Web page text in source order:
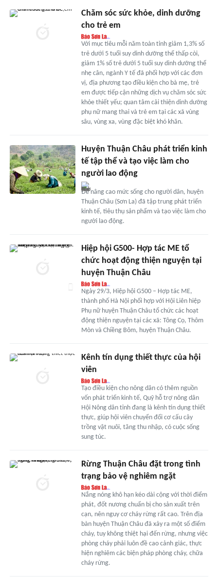
Chăm sóc sức khỏe, dinh dưỡng
cho trẻ em
Với mục tiêu mỗi năm toàn tỉnh giảm 1,3% số
trẻ dưới 5 tuổi suy dinh dưỡng thể thấp còi,
giảm 1% số trẻ dưới 5 tuổi suy dinh dưỡng thể
nhẹ cân, ngành Y tế đã phối hợp với các đơn
vị, địa phương tạo điều kiện cho bà mẹ, trẻ
em được tiếp cận những dịch vụ chăm sóc sức
khỏe thiết yếu; quan tâm cải thiện dinh dưỡng
phụ nữ mang thai và trẻ em tại các xã vùng
sâu, vùng xa, vùng đặc biệt khó khăn.
Huyện Thuận Châu phát triển kinh
tế tập thể và tạo việc làm cho
người lao động
Để nâng cao mức sống cho người dân, huyện
Thuận Châu (Sơn La) đã tập trung phát triển
kinh tế, tiêu thụ sản phẩm và tạo việc làm cho
người lao động.
Hiệp hội G500- Hợp tác ME tổ
chức hoạt động thiện nguyện tại
huyện Thuận Châu
Ngày 29/3, Hiệp hội G500 – Hợp tác ME,
thành phố Hà Nội phối hợp với Hội Liên hiệp
Phụ nữ huyện Thuận Châu tổ chức các hoạt
động thiện nguyện tại các xã: Tông Cọ, Thôm
Mòn và Chiềng Bôm, huyện Thuận Châu.
Kênh tín dụng thiết thực của hội
viên
Tạo điều kiện cho nông dân có thêm nguồn
vốn phát triển kinh tế, Quỹ hỗ trợ nông dân
Hội Nông dân tỉnh đang là kênh tín dụng thiết
thực, giúp hội viên chuyển đổi cơ cấu cây
trồng vật nuôi, tăng thu nhập, có cuộc sống
sung túc.
Rừng Thuận Châu đặt trong tình
trạng bảo vệ nghiêm ngặt
Nắng nóng khô hạn kéo dài cộng với thời điểm
phát, đốt nương chuẩn bị cho sản xuất trên
cạn, nên nguy cơ cháy rừng rất cao. Trên địa
bàn huyện Thuận Châu đã xảy ra một số điểm
cháy, tuy không thiệt hại đến rừng, nhưng việc
phòng cháy phải luôn đề cao cảnh giác, thực
hiện nghiêm các biện pháp phòng cháy, chữa
cháy rừng.